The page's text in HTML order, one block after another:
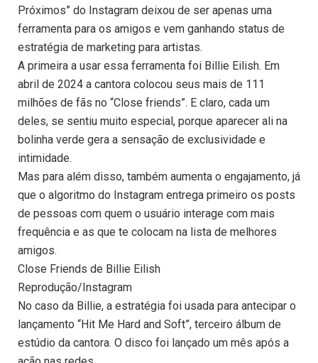
Próximos” do Instagram deixou de ser apenas uma
ferramenta para os amigos e vem ganhando status de
estratégia de marketing para artistas.
A primeira a usar essa ferramenta foi Billie Eilish. Em
abril de 2024 a cantora colocou seus mais de 111
milhões de fãs no “Close friends”. E claro, cada um
deles, se sentiu muito especial, porque aparecer ali na
bolinha verde gera a sensação de exclusividade e
intimidade.
Mas para além disso, também aumenta o engajamento, já
que o algoritmo do Instagram entrega primeiro os posts
de pessoas com quem o usuário interage com mais
frequência e as que te colocam na lista de melhores
amigos.
Close Friends de Billie Eilish
Reprodução/Instagram
No caso da Billie, a estratégia foi usada para antecipar o
lançamento “Hit Me Hard and Soft”, terceiro álbum de
estúdio da cantora. O disco foi lançado um mês após a